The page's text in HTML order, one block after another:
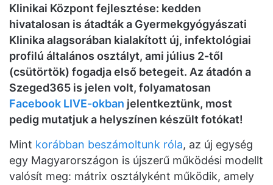
Klinikai Központ fejlesztése: kedden
hivatalosan is átadták a Gyermekgyógyászati
Klinika alagsorában kialakított új, infektológiai
profilú általános osztályt, ami július 2-től
(csütörtök) fogadja első betegeit. Az átadón a
Szeged365 is jelen volt, folyamatosan
Facebook LIVE-okban jelentkeztünk, most
pedig mutatjuk a helyszínen készült fotókat!
Mint korábban beszámoltunk róla, az új egység
egy Magyarországon is újszerű működési modellt
valósít meg: mátrix osztályként működik, amely